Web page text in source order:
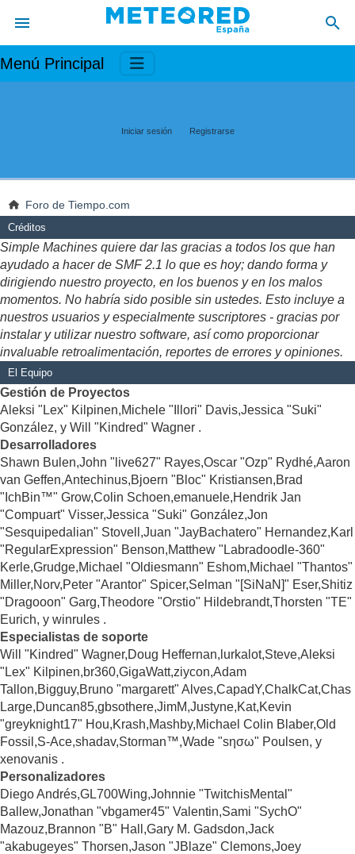
Menú Principal
Iniciar sesión Registrarse
Foro de Tiempo.com
Créditos
Simple Machines quiere dar las gracias a todos los que han
ayudado a hacer de SMF 2.1 lo que es hoy; dando forma y
dirigiendo nuestro proyecto, en los buenos y en los malos
momentos. No habría sido posible sin ustedes. Esto incluye a
nuestros usuarios y especialmente suscriptores - gracias por
instalar y utilizar nuestro software, así como proporcionar
invaluable retroalimentación, reportes de errores y opiniones.
El Equipo
Gestión de Proyectos
Aleksi "Lex" Kilpinen,Michele "Illori" Davis,Jessica "Suki"
González, y Will "Kindred" Wagner .
Desarrolladores
Shawn Bulen,John "live627" Rayes,Oscar "Ozp" Rydhé,Aaron
van Geffen,Antechinus,Bjoern "Bloc" Kristiansen,Brad
"IchBin™" Grow,Colin Schoen,emanuele,Hendrik Jan
"Compuart" Visser,Jessica "Suki" González,Jon
"Sesquipedalian" Stovell,Juan "JayBachatero" Hernandez,Karl
"RegularExpression" Benson,Matthew "Labradoodle-360"
Kerle,Grudge,Michael "Oldiesmann" Eshom,Michael "Thantos"
Miller,Norv,Peter "Arantor" Spicer,Selman "[SiNaN]" Eser,Shitiz
"Dragooon" Garg,Theodore "Orstio" Hildebrandt,Thorsten "TE"
Eurich, y winrules .
Especialistas de soporte
Will "Kindred" Wagner,Doug Heffernan,lurkalot,Steve,Aleksi
"Lex" Kilpinen,br360,GigaWatt,ziycon,Adam
Tallon,Bigguy,Bruno "margarett" Alves,CapadY,ChalkCat,Chas
Large,Duncan85,gbsothere,JimM,Justyne,Kat,Kevin
"greyknight17" Hou,Krash,Mashby,Michael Colin Blaber,Old
Fossil,S-Ace,shadav,Storman™,Wade "sησω" Poulsen, y
xenovanis .
Personalizadores
Diego Andrés,GL700Wing,Johnnie "TwitchisMental"
Ballew,Jonathan "vbgamer45" Valentin,Sami "SychO"
Mazouz,Brannon "B" Hall,Gary M. Gadsdon,Jack
"akabugeyes" Thorsen,Jason "JBlaze" Clemons,Joey